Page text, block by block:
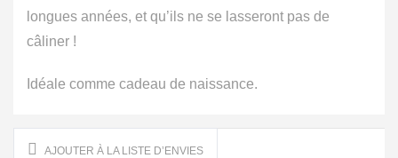
longues années, et qu’ils ne se lasseront pas de
câliner !
Idéale comme cadeau de naissance.
AJOUTER À LA LISTE D’ENVIES